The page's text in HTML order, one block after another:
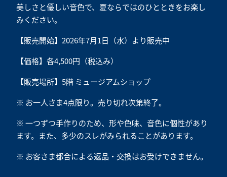
美しさと優しい音色で、夏ならではのひとときをお楽し
みください。
【販売開始】2026年7月1日（水）より販売中
【価格】各4,500円（税込み）
【販売場所】5階 ミュージアムショップ
※ お一人さま4点限り。売り切れ次第終了。
※ 一つずつ手作りのため、形や色味、音色に個性があり
ます。また、多少のスレがみられることがあります。
※ お客さま都合による返品・交換はお受けできません。